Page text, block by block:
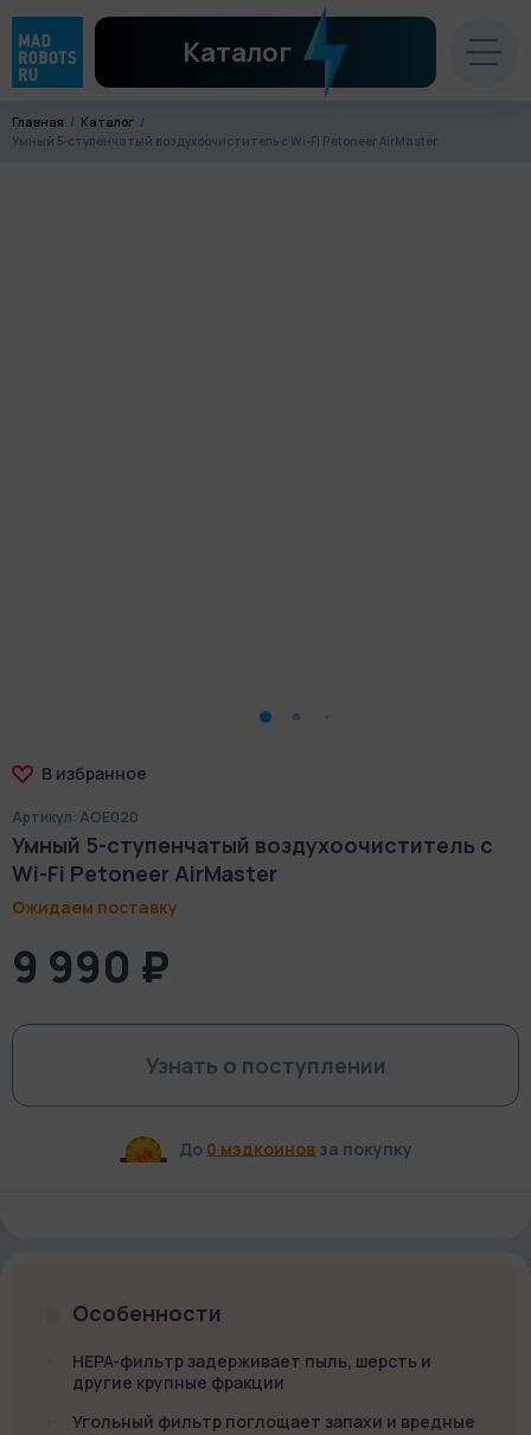
Каталог
Главная
Каталог
Умный 5-ступенчатый воздухоочиститель с Wi-Fi Petoneer AirMaster
В избранное
Артикул: AOE020
Умный 5-ступенчатый воздухоочиститель с
Wi-Fi Petoneer AirMaster
Ожидаем поставку
9 990 ₽
Узнать о поступлении
До 0 мэдкоиновза покупку
Особенности
HEPA-фильтр задерживает пыль, шерсть и
другие крупные фракции
Угольный фильтр поглощает запахи и вредные